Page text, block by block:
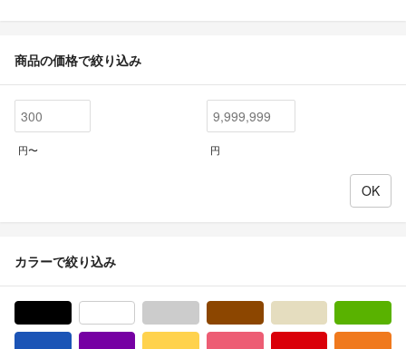
商品の価格で絞り込み
円〜 円
カラーで絞り込み